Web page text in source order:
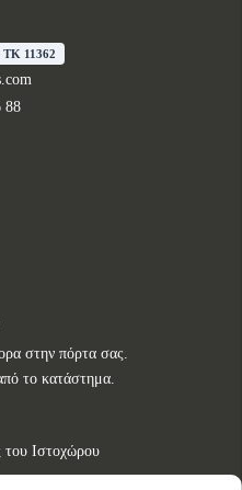
11362
88
στην πόρτα σας.
το κατάστημα.
Ιστοχώρου